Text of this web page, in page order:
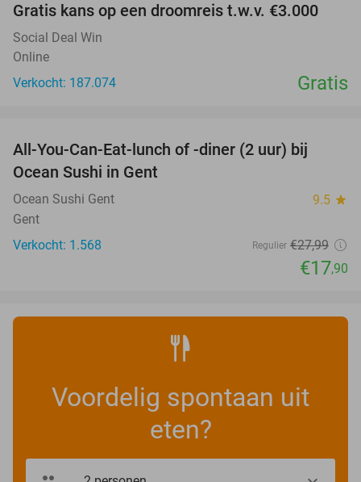
Gratis kans op een droomreis t.w.v. €3.000
Social Deal Win
Online
Verkocht: 187.074
Gratis
All-You-Can-Eat-lunch of -diner (2 uur) bij
Ocean Sushi in Gent
Ocean Sushi Gent 9.5 star
Gent
Verkocht: 1.568
Regulier €27,99
€17,90
Voordelig spontaan uit
eten?